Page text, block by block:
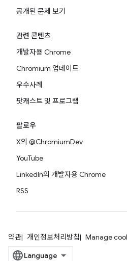
공개된 문제 보기
관련 콘텐츠
개발자용 Chrome
Chromium 업데이트
우수사례
팟캐스트 및 프로그램
팔로우
X의 @ChromiumDev
YouTube
LinkedIn의 개발자용 Chrome
RSS
약관 개인정보처리방침 Manage